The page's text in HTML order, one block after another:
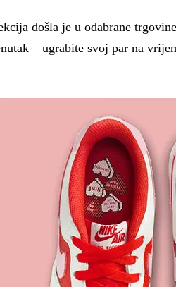
došla je u odabrane
– ugrabite svoj par na